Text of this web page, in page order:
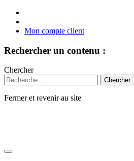
Mon compte client
Rechercher un contenu :
Chercher
Fermer et revenir au site